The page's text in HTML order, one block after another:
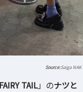
Saiga NAK
FAIRY TAIL」のナツと